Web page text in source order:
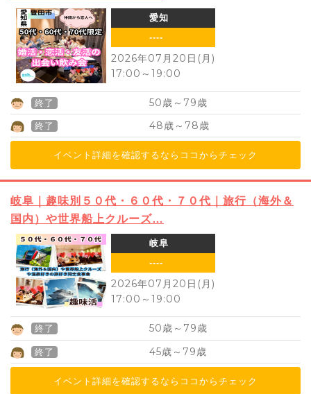
愛知
----
2026年07月20日(月)
17:00 ～ 19:00
終了 50歳～ 79歳
終了 48歳～ 78歳
イベント詳細を確認するならココからチェック
岐阜｜趣味別５０代・６０代・７０代｜旅行（海外＆
国内）や世界船上クルーズ…
岐阜
----
2026年07月20日(月)
17:00 ～ 19:00
終了 50歳～ 79歳
終了 45歳～ 79歳
イベント詳細を確認するならココからチェック